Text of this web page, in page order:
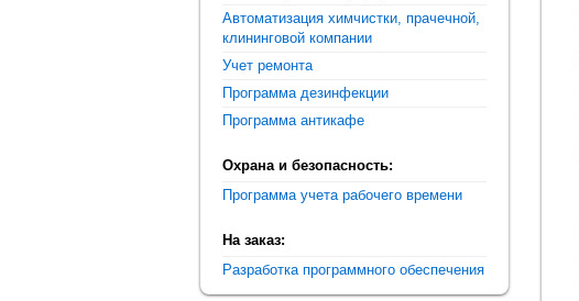
Автоматизация химчистки, прачечной,
клининговой компании
Учет ремонта
Программа дезинфекции
Программа антикафе
Охрана и безопасность:
Программа учета рабочего времени
На заказ:
Разработка программного обеспечения